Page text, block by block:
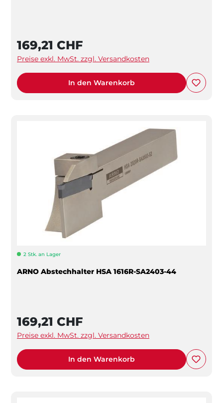
169,21 CHF
Preise exkl. MwSt. zzgl. Versandkosten
In den Warenkorb
2 Stk. an Lager
ARNO Abstechhalter HSA 1616R-SA2403-44
169,21 CHF
Preise exkl. MwSt. zzgl. Versandkosten
In den Warenkorb